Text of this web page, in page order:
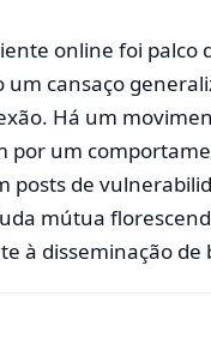
online foi palco
cansaço
Há um
por um
posts de
mútua
à disseminação